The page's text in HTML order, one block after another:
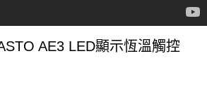
AE3 LED顯示恆溫觸控